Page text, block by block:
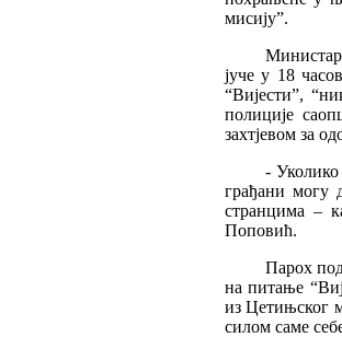
мисију”.
Министар
јуче у 18
“Вијести”,
полиције
захтјевом за
- Уколико
грађани могу
странцима –
Поповић.
Парох
на питање
из Цетињског
силом саме